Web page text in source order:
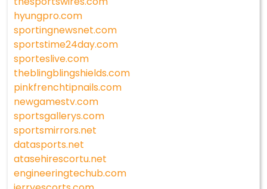
hyungpro.com
sportingnewsnet.com
sportstime24day.com
sporteslive.com
theblingblingshields.com
pinkfrenchtipnails.com
newgamestv.com
sportsgallerys.com
sportsmirrors.net
datasports.net
atasehirescortu.net
engineeringtechub.com